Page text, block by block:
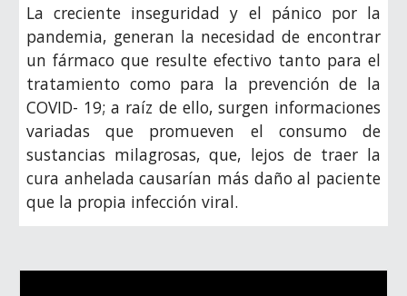
La creciente inseguridad y el pánico por la
pandemia, generan la necesidad de encontrar
un fármaco que resulte efectivo tanto para el
tratamiento como para la prevención de la
COVID- 19; a raíz de ello, surgen informaciones
variadas que promueven el consumo de
sustancias milagrosas, que, lejos de traer la
cura anhelada causarían más daño al paciente
que la propia infección viral.